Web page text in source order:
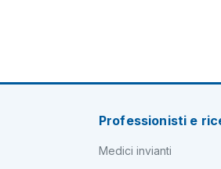
Professionisti e
Medici invianti